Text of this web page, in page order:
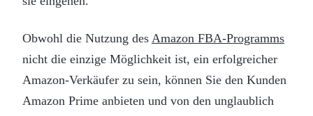
Obwohl die Nutzung des Amazon FBA-Programms
nicht die einzige Möglichkeit ist, ein erfolgreicher
Amazon-Verkäufer zu sein, können Sie den Kunden
Amazon Prime anbieten und von den unglaublich